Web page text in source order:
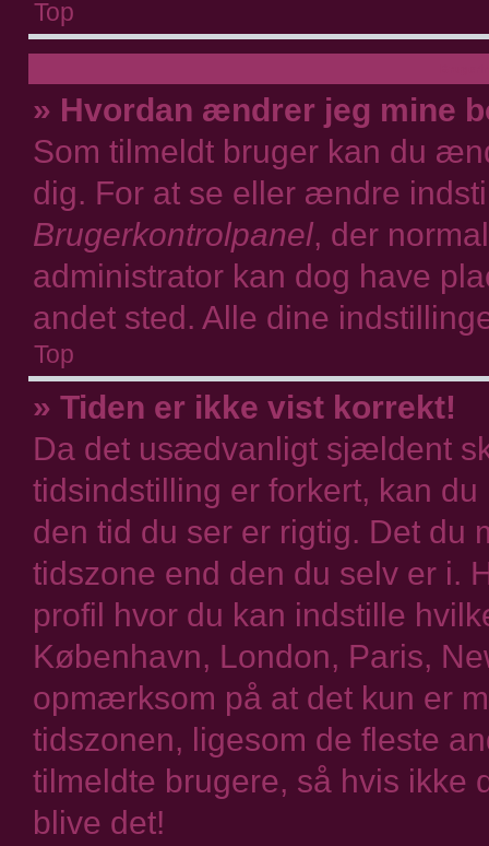
Top
» Hvordan ændrer jeg mine
Som tilmeldt bruger kan du
dig. For at se eller ændre
Brugerkontrolpanel, der
administrator kan dog have
andet sted. Alle dine
Top
» Tiden er ikke vist korrekt!
Da det usædvanligt sjældent
tidsindstilling er forkert, kan
den tid du ser er rigtig. Det du
tidszone end den du selv er i.
profil hvor du kan indstille
København, London, Paris,
opmærksom på at det kun er
tidszonen, ligesom de fleste
tilmeldte brugere, så hvis ikke
blive det!